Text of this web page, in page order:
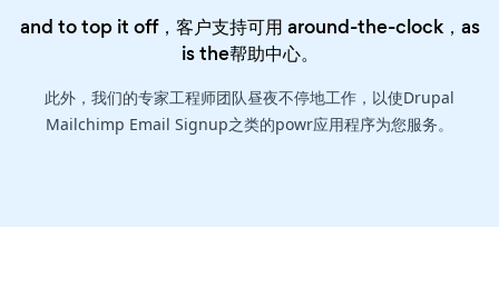
and to top it off，客户支持可用 around-the-clock，as
is the帮助中心。
此外，我们的专家工程师团队昼夜不停地工作，以使Drupal
Mailchimp Email Signup之类的powr应用程序为您服务。